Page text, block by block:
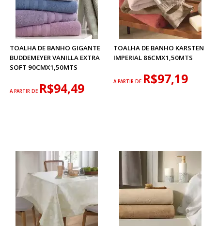
TOALHA DE BANHO GIGANTE
BUDDEMEYER VANILLA EXTRA
SOFT 90CMX1,50MTS
A PARTIR DE R$94,49
TOALHA DE BANHO KARSTEN
IMPERIAL 86CMX1,50MTS
A PARTIR DE R$97,19